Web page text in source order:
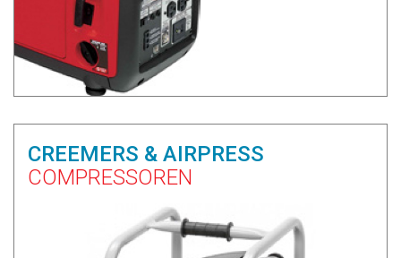
CREEMERS & AIRPRESS
COMPRESSOREN